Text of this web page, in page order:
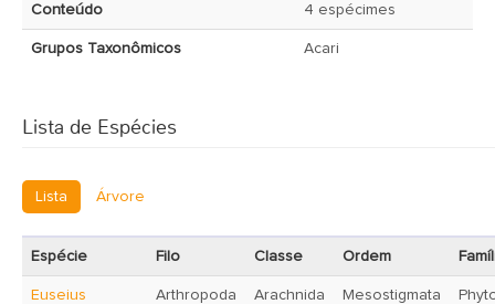
Conteúdo 4 espécimes
Grupos Taxonômicos Acari
Lista de Espécies
Lista Árvore
Espécie Filo Classe Ordem
Euseius
Arthropoda Arachnida Mesostigmata